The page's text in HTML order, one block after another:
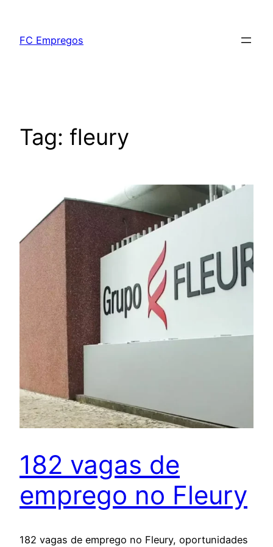
FC Empregos
Tag: fleury
182 vagas de
emprego no Fleury
182 vagas de emprego no Fleury, oportunidades